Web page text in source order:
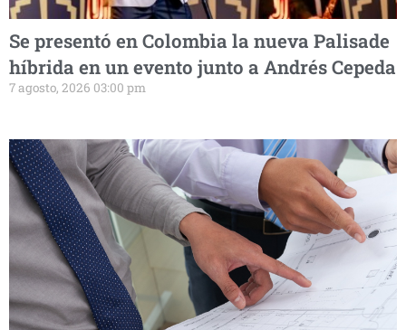
Se presentó en Colombia la nueva Palisade
híbrida en un evento junto a Andrés Cepeda
7 agosto, 2026 03:00 pm